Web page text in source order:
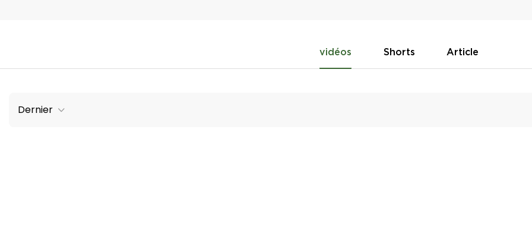
vidéos Shorts Article
Dernier